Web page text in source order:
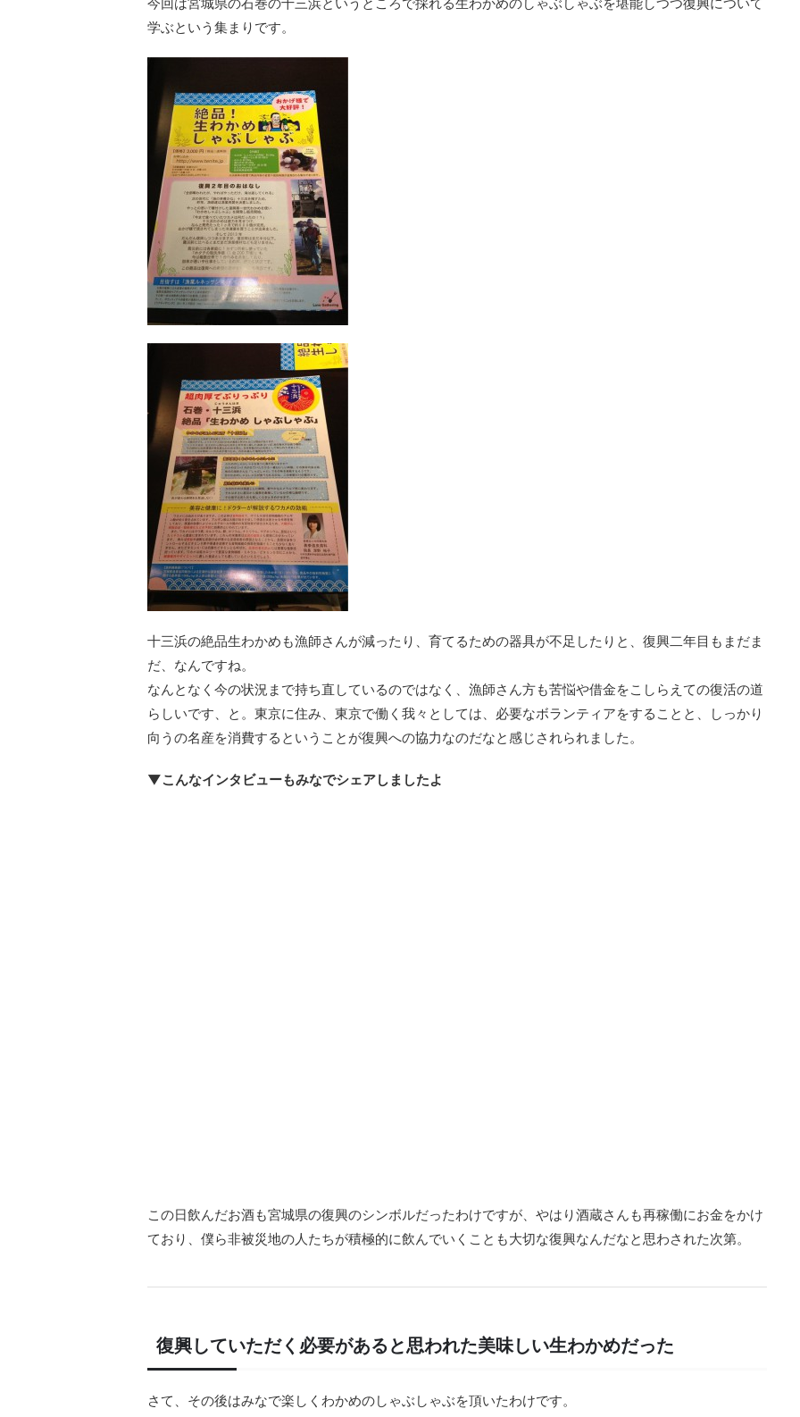
学ぶという集まりです。
十三浜の絶品生わかめも漁師さんが減ったり、育てるための器具が不足したりと、復興二年目もまだま
だ、なんですね。
なんとなく今の状況まで持ち直しているのではなく、漁師さん方も苦悩や借金をこしらえての復活の道
らしいです、と。東京に住み、東京で働く我々としては、必要なボランティアをすることと、しっかり
向うの名産を消費するということが復興への協力なのだなと感じされられました。
▼こんなインタビューもみなでシェアしましたよ
この日飲んだお酒も宮城県の復興のシンボルだったわけですが、やはり酒蔵さんも再稼働にお金をかけ
ており、僕ら非被災地の人たちが積極的に飲んでいくことも大切な復興なんだなと思わされた次第。
復興していただく必要があると思われた美味しい生わかめだった
さて、その後はみなで楽しくわかめのしゃぶしゃぶを頂いたわけです。